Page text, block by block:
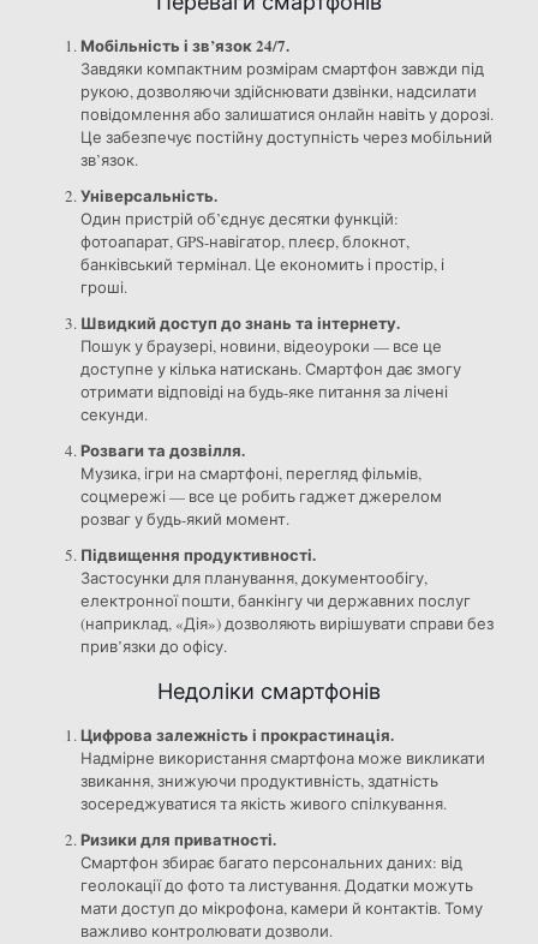
Мобільність і зв’язок 24/7.
Завдяки компактним розмірам смартфон завжди під
рукою, дозволяючи здійснювати дзвінки, надсилати
повідомлення або залишатися онлайн навіть у дорозі.
Це забезпечує постійну доступність через мобільний
зв’язок.
Універсальність.
Один пристрій об’єднує десятки функцій:
фотоапарат, GPS-навігатор, плеєр, блокнот,
банківський термінал. Це економить і простір, і
гроші.
Швидкий доступ до знань та інтернету.
Пошук у браузері, новини, відеоуроки — все це
доступне у кілька натискань. Смартфон дає змогу
отримати відповіді на будь-яке питання за лічені
секунди.
Розваги та дозвілля.
Музика, ігри на смартфоні, перегляд фільмів,
соцмережі — все це робить гаджет джерелом
розваг у будь-який момент.
Підвищення продуктивності.
Застосунки для планування, документообігу,
електронної пошти, банкінгу чи державних послуг
(наприклад, «Дія») дозволяють вирішувати справи без
прив’язки до офісу.
Недоліки смартфонів
Цифрова залежність і прокрастинація.
Надмірне використання смартфона може викликати
звикання, знижуючи продуктивність, здатність
зосереджуватися та якість живого спілкування.
Ризики для приватності.
Смартфон збирає багато персональних даних: від
геолокації до фото та листування. Додатки можуть
мати доступ до мікрофона, камери й контактів. Тому
важливо контролювати дозволи.